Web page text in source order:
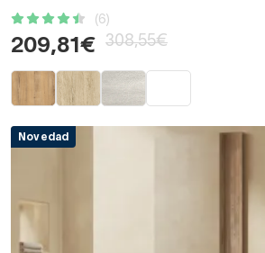
(6)
209,81€ 308,55€
Novedad